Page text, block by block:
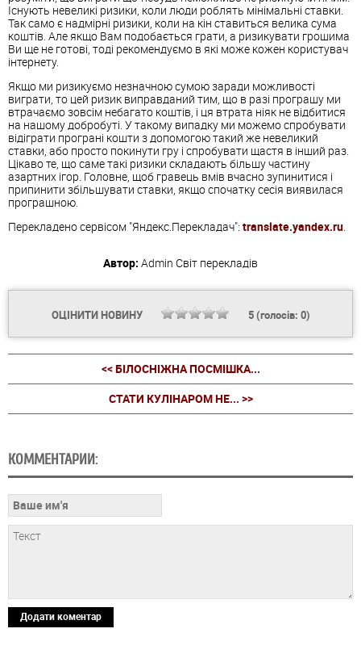
Існують невеликі ризики, коли люди роблять мінімальні ставки.
Так само є надмірні ризики, коли на кін ставиться велика сума
коштів. Але якщо Вам подобається грати, а ризикувати грошима
Ви ще не готові, тоді рекомендуємо в які може кожен користувач
інтернету.
Якщо ми ризикуємо незначною сумою заради можливості
виграти, то цей ризик виправданий тим, що в разі програшу ми
втрачаємо зовсім небагато коштів, і ця втрата ніяк не відбитися
на нашому добробуті. У такому випадку ми можемо спробувати
відіграти програні кошти з допомогою такий же невеликий
ставки, або просто покинути гру і спробувати щастя в інший раз.
Цікаво те, що саме такі ризики складають більшу частину
азартних ігор. Головне, щоб гравець вмів вчасно зупинитися і
припинити збільшувати ставки, якщо спочатку сесія виявилася
програшною.
Перекладено сервісом "Яндекс.Перекладач": translate.yandex.ru.
Автор: Admin Світ перекладів
ОЦІНИТИ НОВИНУ 5(голосів: 0)
<< БІЛОСНІЖНА ПОСМІШКА...
СТАТИ КУЛІНАРОМ НЕ... >>
КОММЕНТАРИИ:
Додати коментар